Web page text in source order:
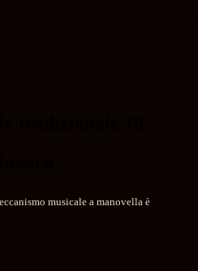
musicale a manovella è